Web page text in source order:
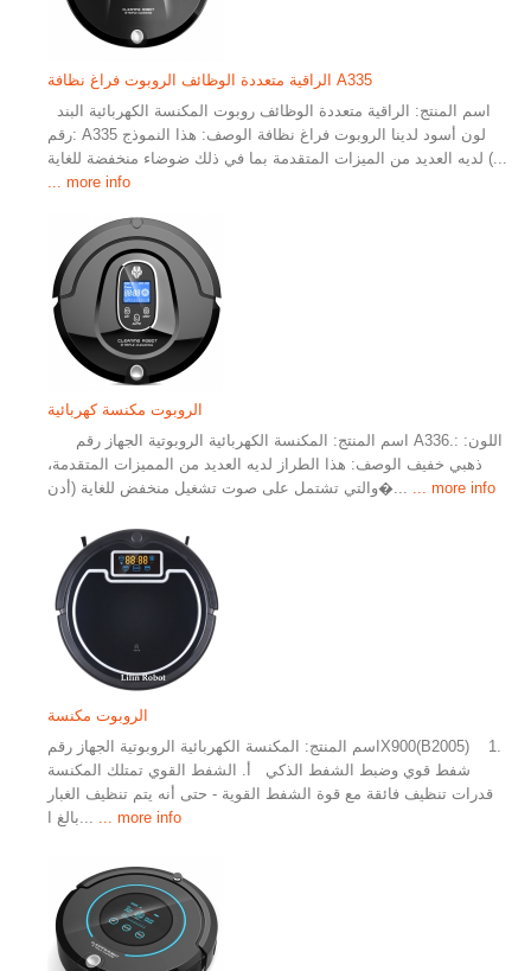
الراقية متعددة الوظائف الروبوت فراغ نظافة A335
رقم: A335 لون أسود لدينا الروبوت فراغ نظافة الوصف: هذا النموذج
لديه العديد من الميزات المتقدمة بما في ذلك ضوضاء منخفضة للغاية (...
... more info
الروبوت مكنسة كهربائية
ذهبي خفيف الوصف: هذا الطراز لديه العديد من المميزات المتقدمة،
والتي تشتمل على صوت تشغيل منخفض للغاية (أدن�...
... more info
الروبوت مكنسة
اسم المنتج: المكنسة الكهربائية الروبوتية الجهاز رقمX900(B2005) 1.
شفط قوي وضبط الشفط الذكي أ. الشفط القوي تمتلك المكنسة
قدرات تنظيف فائقة مع قوة الشفط القوية - حتى أنه يتم تنظيف الغبار
... more info